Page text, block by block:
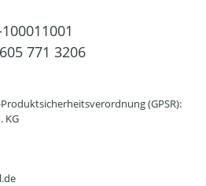
771 3206
(GPSR):
KG